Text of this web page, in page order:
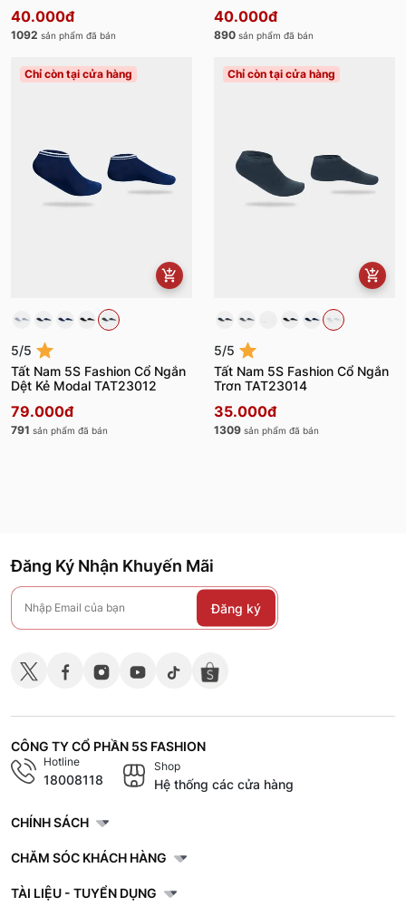
40.000đ
1092 sản phẩm đã bán
40.000đ
890 sản phẩm đã bán
Chỉ còn tại cửa hàng
5/5
Tất Nam 5S Fashion Cổ Ngắn
Dệt Kẻ Modal TAT23012
79.000đ
791 sản phẩm đã bán
Chỉ còn tại cửa hàng
5/5
Tất Nam 5S Fashion Cổ Ngắn
Trơn TAT23014
35.000đ
1309 sản phẩm đã bán
Đăng Ký Nhận Khuyến Mãi
Đăng ký
CÔNG TY CỔ PHẦN 5S FASHION
Hotline
18008118
Shop
Hệ thống các cửa hàng
CHÍNH SÁCH
CHĂM SÓC KHÁCH HÀNG
TÀI LIỆU - TUYỂN DỤNG